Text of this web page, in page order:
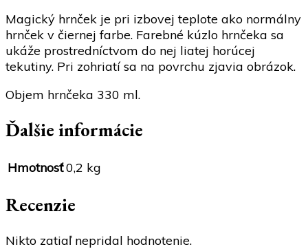
Magický hrnček je pri izbovej teplote ako normálny
hrnček v čiernej farbe. Farebné kúzlo hrnčeka sa
ukáže prostredníctvom do nej liatej horúcej
tekutiny. Pri zohriatí sa na povrchu zjavia obrázok.
Objem hrnčeka 330 ml.
Ďalšie informácie
Hmotnosť0,2 kg
Recenzie
Nikto zatiaľ nepridal hodnotenie.